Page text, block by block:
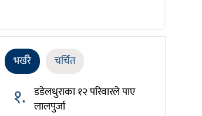
भर्खरै चर्चित
१. डडेलधुराका १२ परिवारले पाए
लालपुर्जा